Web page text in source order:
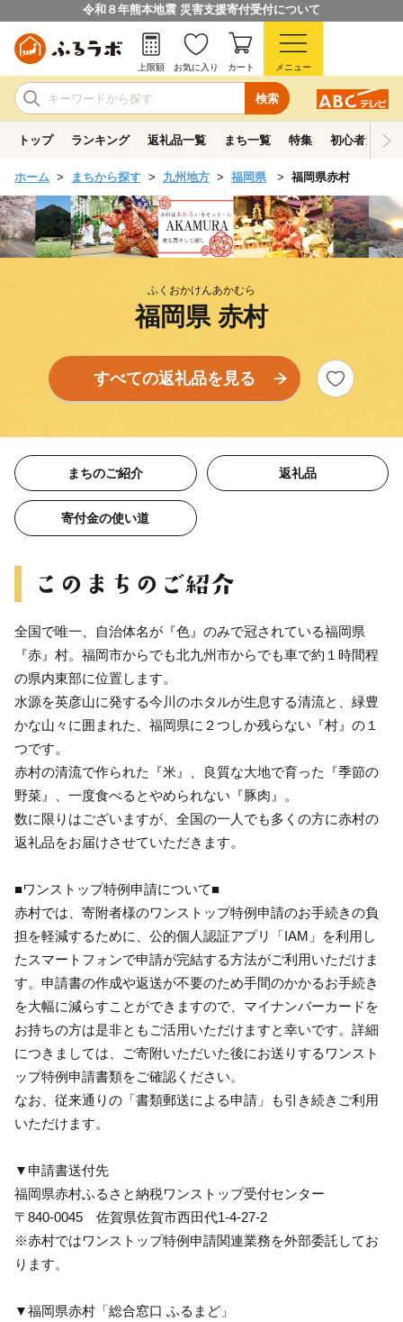
令和８年熊本地震 災害支援寄付受付について
検索
上限額 お気に入り カート メニュー
トップ ランキング 返礼品一覧 まち一覧 特集 初心者ガイド
ホーム まちから探す 九州地方 福岡県 福岡県赤村
ふくおかけんあかむら
福岡県 赤村
すべての返礼品を見る
まちのご紹介 返礼品
寄付金の使い道
全国で唯一、自治体名が『色』のみで冠されている福岡県
『赤』村。福岡市からでも北九州市からでも車で約１時間程
の県内東部に位置します。
水源を英彦山に発する今川のホタルが生息する清流と、緑豊
かな山々に囲まれた、福岡県に２つしか残らない『村』の１
つです。
赤村の清流で作られた『米』、良質な大地で育った『季節の
野菜』、一度食べるとやめられない『豚肉』。
数に限りはございますが、全国の一人でも多くの方に赤村の
返礼品をお届けさせていただきます。
■ワンストップ特例申請について■
赤村では、寄附者様のワンストップ特例申請のお手続きの負
担を軽減するために、公的個人認証アプリ「IAM」を利用し
たスマートフォンで申請が完結する方法がご利用いただけま
す。申請書の作成や返送が不要のため手間のかかるお手続き
を大幅に減らすことができますので、マイナンバーカードを
お持ちの方は是非ともご活用いただけますと幸いです。詳細
につきましては、ご寄附いただいた後にお送りするワンスト
ップ特例申請書類をご確認ください。
なお、従来通りの「書類郵送による申請」も引き続きご利用
いただけます。
▼申請書送付先
福岡県赤村ふるさと納税ワンストップ受付センター
〒840-0045 佐賀県佐賀市西田代1-4-27-2
※赤村ではワンストップ特例申請関連業務を外部委託してお
ります。
▼福岡県赤村「総合窓口 ふるまど」